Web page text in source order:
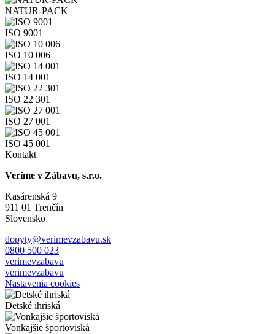
NATUR-PACK
ISO 9001
ISO 10 006
ISO 14 001
ISO 22 301
ISO 27 001
ISO 45 001
Kontakt
Veríme v Zábavu, s.r.o.
Kasárenská 9
911 01 Trenčín
Slovensko
dopyty@verimevzabavu.sk
0800 500 023
verimevzabavu
verimevzabavu
Nastavenia cookies
Detské ihriská
Vonkajšie športoviská